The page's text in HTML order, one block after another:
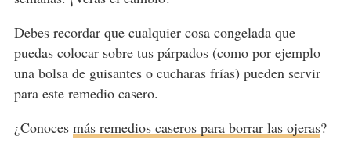
Debes recordar que cualquier cosa congelada que
puedas colocar sobre tus párpados (como por ejemplo
una bolsa de guisantes o cucharas frías) pueden servir
para este remedio casero.
¿Conoces más remedios caseros para borrar las ojeras?